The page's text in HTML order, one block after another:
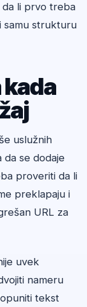
li prvo treba
samu strukturu
kada
uslužnih
da se dodaje
proveriti da li
preklapaju i
URL za
uvek
nameru
tekst